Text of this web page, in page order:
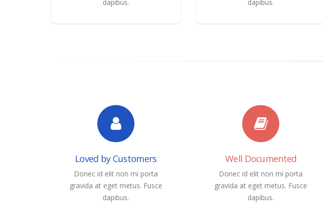
dapibus.
dapibus.
Loved by Customers
Donec id elit non mi porta
gravida at eget metus. Fusce
dapibus.
Well Documented
Donec id elit non mi porta
gravida at eget metus. Fusce
dapibus.